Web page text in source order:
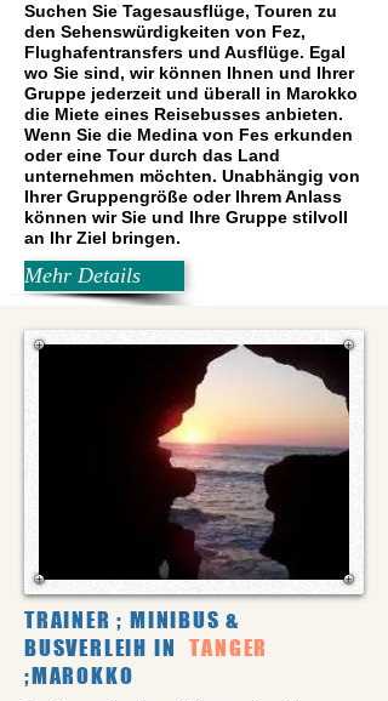
Suchen Sie Tagesausflüge, Touren zu
den Sehenswürdigkeiten von Fez,
Flughafentransfers und Ausflüge. Egal
wo Sie sind, wir können Ihnen und Ihrer
Gruppe jederzeit und überall in Marokko
die Miete eines Reisebusses anbieten.
Wenn Sie die Medina von Fes erkunden
oder eine Tour durch das Land
unternehmen möchten. Unabhängig von
Ihrer Gruppengröße oder Ihrem Anlass
können wir Sie und Ihre Gruppe stilvoll
an Ihr Ziel bringen.
Mehr Details
TRAINER ; MINIBUS &
BUSVERLEIH IN
TANGER
;MAROKKO